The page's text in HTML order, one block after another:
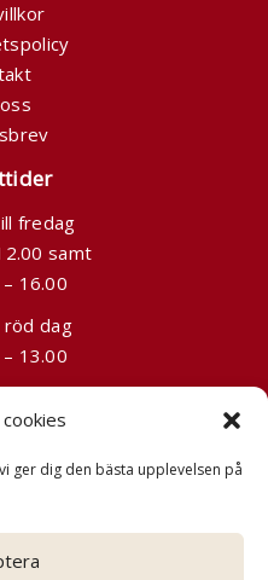
ger dig den bästa upplevelsen på
fredag
samt
16.00
dag
13.00